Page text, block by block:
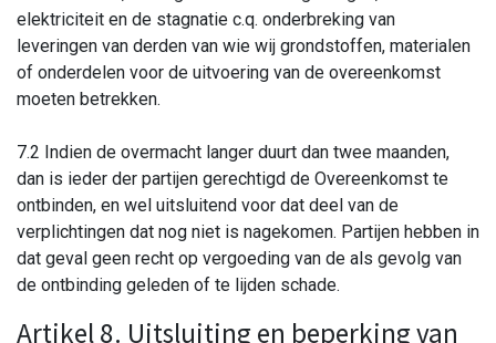
elektriciteit en de stagnatie c.q. onderbreking van
leveringen van derden van wie wij grondstoffen, materialen
of onderdelen voor de uitvoering van de overeenkomst
moeten betrekken.
7.2 Indien de overmacht langer duurt dan twee maanden,
dan is ieder der partijen gerechtigd de Overeenkomst te
ontbinden, en wel uitsluitend voor dat deel van de
verplichtingen dat nog niet is nagekomen. Partijen hebben in
dat geval geen recht op vergoeding van de als gevolg van
de ontbinding geleden of te lijden schade.
Artikel 8. Uitsluiting en beperking van